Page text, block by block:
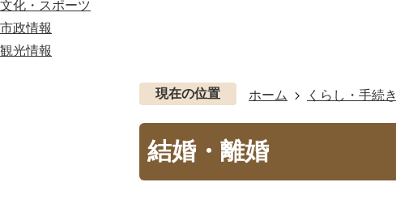
文化・スポーツ
市政情報
観光情報
現在の位置 ホーム くらし・手続き
結婚・離婚